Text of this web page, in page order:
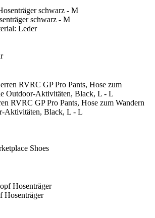
schwarz - M
Leder
RVRC GP Pro Pants, Hose zum Wandern
Aktivitäten, Black, L - L
Hosenträger